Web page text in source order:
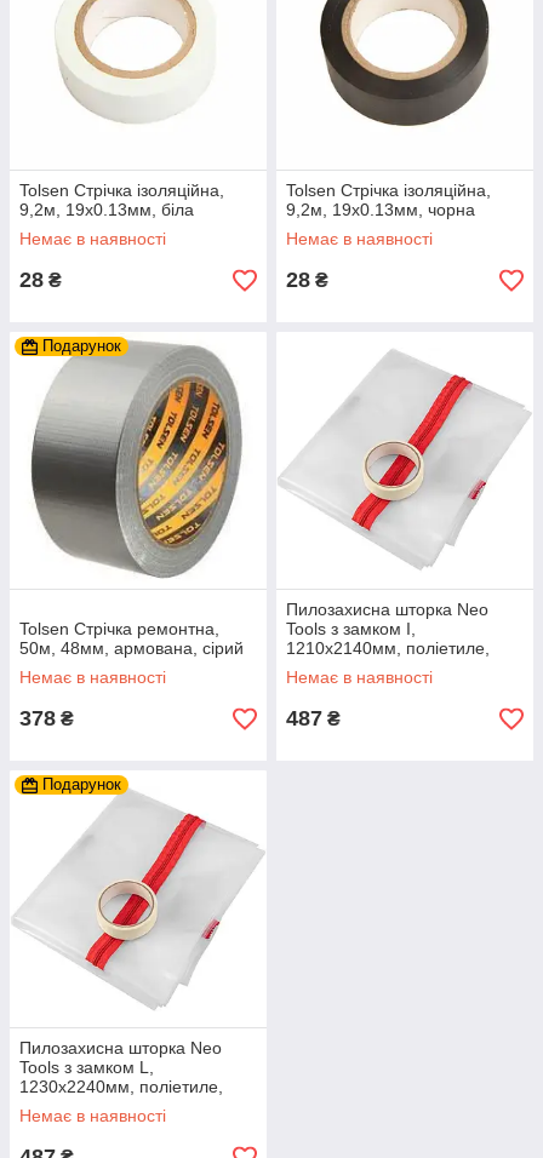
Tolsen Стрічка ізоляційна,
9,2м, 19x0.13мм, біла
Немає в наявності
28 ₴
Tolsen Стрічка ізоляційна,
9,2м, 19x0.13мм, чорна
Немає в наявності
28 ₴
Подарунок
Tolsen Стрічка ремонтна,
50м, 48мм, армована, сірий
Немає в наявності
378 ₴
Пилозахисна шторка Neo
Tools з замком I,
1210x2140мм, поліетиле,
центральний замок, прозора
Немає в наявності
487 ₴
Подарунок
Пилозахисна шторка Neo
Tools з замком L,
1230x2240мм, поліетиле,
боковий замок, прозора
Немає в наявності